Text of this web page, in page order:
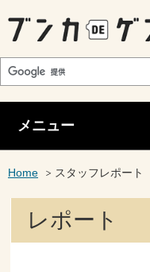
メニュー
Home スタッフレポート
レポート